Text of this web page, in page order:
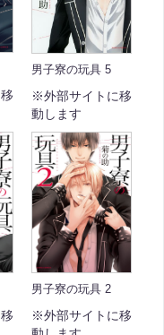
男子寮の玩具 5
※外部サイトに移
動します
男子寮の玩具 2
※外部サイトに移